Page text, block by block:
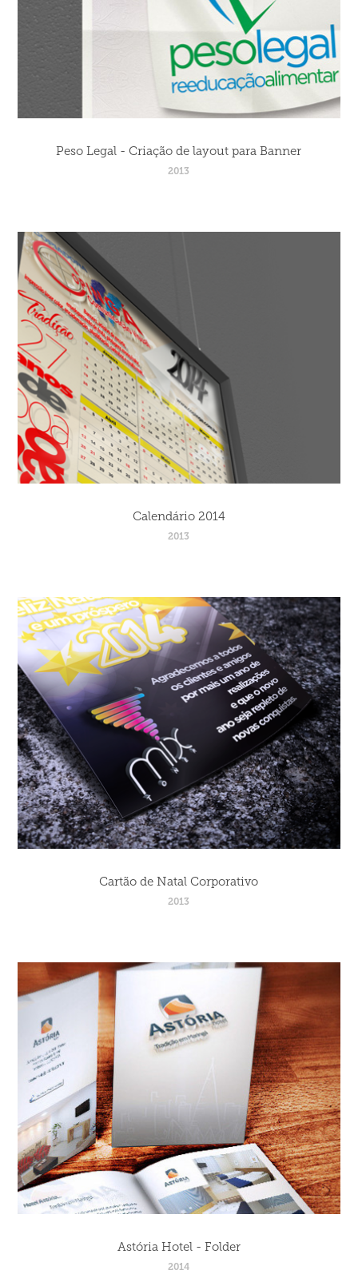
Peso Legal - Criação de layout para Banner
2013
Calendário 2014
2013
Cartão de Natal Corporativo
2013
Astória Hotel - Folder
2014